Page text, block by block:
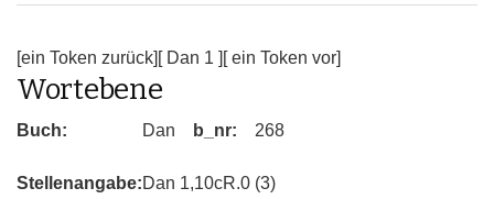
zum
Inhalt
[ein Token zurück] [ Dan 1 ] [ ein Token vor]
Wortebene
Buch: Dan b_nr: 268
Stellenangabe:Dan 1,10cR.0 (3)